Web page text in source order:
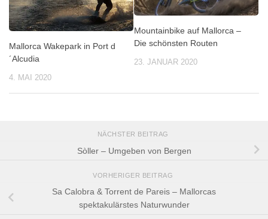
Mallorca Wakepark in Port d
´Alcudia
4. MAI 2020
Mountainbike auf Mallorca –
Die schönsten Routen
23. JANUAR 2020
NÄCHSTER BEITRAG
Sòller – Umgeben von Bergen
VORHERIGER BEITRAG
Sa Calobra & Torrent de Pareis – Mallorcas
spektakulärstes Naturwunder